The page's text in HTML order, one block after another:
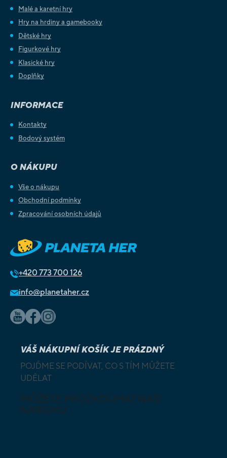
Malé a karetní hry
Hry na hrdiny a gamebooky
Dětské hry
Figurkové hry
Klasické hry
Doplňky
INFORMACE
Kontakty
Bodový systém
O NÁKUPU
Vše o nákupu
Obchodní podmínky
Zpracování osobních údajů
+420 773 700 126
info@planetaher.cz
VÁŠ NÁKUPNÍ KOŠÍK JE PRÁZDNÝ
POJĎME SE PODÍVAT, CO S TÍM MŮŽETE
UDĚLAT
MŮŽETE PROZKOUMAT NAŠI
NABÍDKU